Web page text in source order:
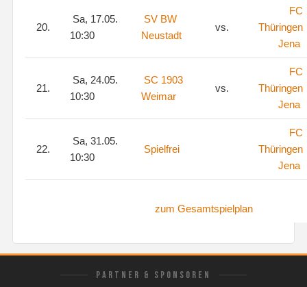
20.
Sa, 17.05.
10:30
SV BW
Neustadt
vs.
FC
Thüringen
Jena
21.
Sa, 24.05.
10:30
SC 1903
Weimar
vs.
FC
Thüringen
Jena
22.
Sa, 31.05.
10:30
Spielfrei
FC
Thüringen
Jena
zum Gesamtspielplan
PARTNER & SPONSOREN